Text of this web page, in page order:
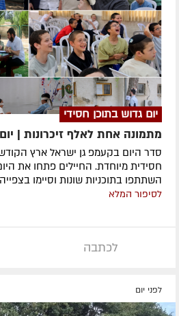
יום גדוש בתוכן חסידי
מתמונה אחת לאלף זיכרונות |
סדר היום בקעמפ גן ישראל ארץ
חסידית מיוחדת. החיילים פתחו את
השתתפו בתוכניות שונות וסיימו
לסיפור המלא
לכתבה
לפני יום